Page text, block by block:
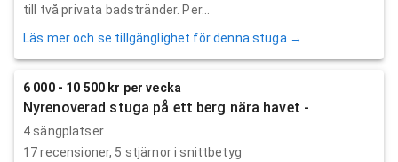
till två privata badstränder. Per...
Läs mer och se tillgänglighet för denna stuga →
6 000 - 10 500 kr per vecka
Nyrenoverad stuga på ett berg nära havet -
4 sängplatser
17recensioner, 5 stjärnor i snittbetyg